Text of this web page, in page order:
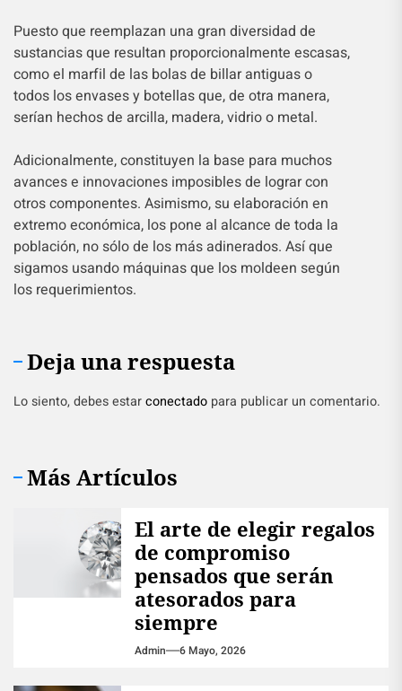
Puesto que reemplazan una gran diversidad de
sustancias que resultan proporcionalmente escasas,
como el marfil de las bolas de billar antiguas o
todos los envases y botellas que, de otra manera,
serían hechos de arcilla, madera, vidrio o metal.
Adicionalmente, constituyen la base para muchos
avances e innovaciones imposibles de lograr con
otros componentes. Asimismo, su elaboración en
extremo económica, los pone al alcance de toda la
población, no sólo de los más adinerados. Así que
sigamos usando máquinas que los moldeen según
los requerimientos.
Deja una respuesta
Lo siento, debes estarconectado para publicar un comentario.
Más Artículos
El arte de elegir regalos
de compromiso
pensados que serán
atesorados para
siempre
Admin 6 Mayo, 2026